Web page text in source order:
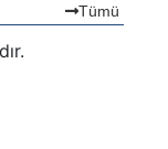
Tümü